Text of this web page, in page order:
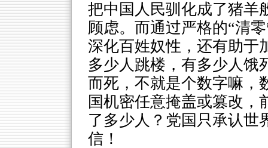
把中国人民驯化成了猪羊
顾虑。而通过严格的“清
深化百姓奴性，还有助于
多少人跳楼，有多少人饿
而死，不就是个数字嘛，
国机密任意掩盖或篡改，
了多少人？党国只承认世
信！